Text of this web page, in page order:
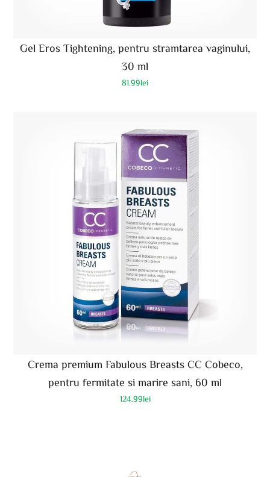
Gel Eros Tightening, pentru stramtarea vaginului,
30 ml
81.99lei
Crema premium Fabulous Breasts CC Cobeco,
pentru fermitate si marire sani, 60 ml
124.99lei